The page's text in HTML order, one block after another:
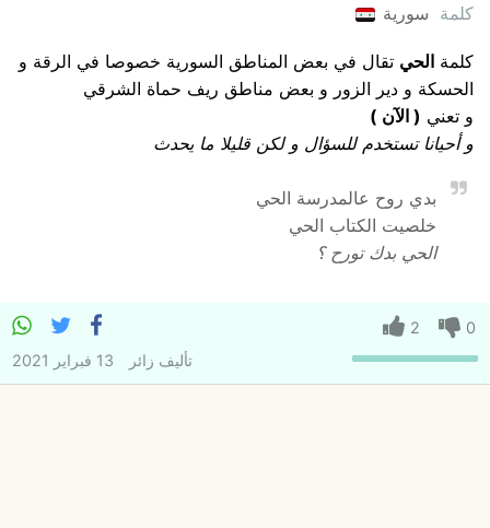
كلمة سورية
كلمة الحي تقال في بعض المناطق السورية خصوصا في الرقة و
الحسكة و دير الزور و بعض مناطق ريف حماة الشرقي
و تعني ( الآن )
و أحيانا تستخدم للسؤال و لكن قليلا ما يحدث
بدي روح عالمدرسة الحي
خلصيت الكتاب الحي
الحي بدك تورح ؟
0
2
تأليف زائر 13 فبراير 2021